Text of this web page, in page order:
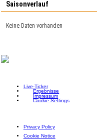
Saisonverlauf
Keine Daten vorhanden
Live-Ticker
Ergebnisse
Impressum
Cookie Settings
Privacy Policy
Cookie Notice